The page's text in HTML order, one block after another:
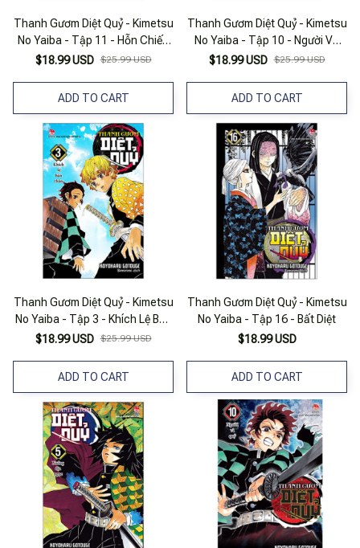
Thanh Gươm Diệt Quỷ - Kimetsu
No Yaiba - Tập 11 - Hỗn Chiến
(Tái Bản 2025)
$18.99 USD $25.99 USD
ADD TO CART
Thanh Gươm Diệt Quỷ - Kimetsu
No Yaiba - Tập 10 - Người Và
Quỷ (Tái Bản 2025)
$18.99 USD $25.99 USD
ADD TO CART
Thanh Gươm Diệt Quỷ - Kimetsu
No Yaiba - Tập 3 - Khích Lệ Bản
Thân (Tái Bản 2025)
$18.99 USD $25.99 USD
ADD TO CART
Thanh Gươm Diệt Quỷ - Kimetsu
No Yaiba - Tập 16 - Bất Diệt
$18.99 USD
ADD TO CART